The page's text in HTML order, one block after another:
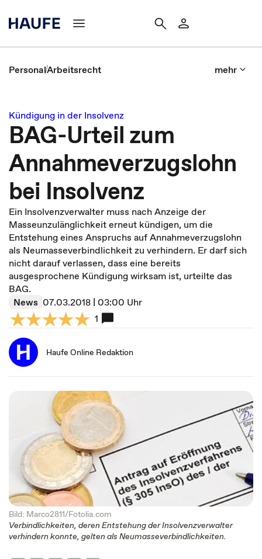
PersonalArbeitsrecht mehr
Kündigung in der Insolvenz
BAG-Urteil zum
Annahmeverzugslohn
bei Insolvenz
Ein Insolvenzverwalter muss nach Anzeige der
Masseunzulänglichkeit erneut kündigen, um die
Entstehung eines Anspruchs auf Annahmeverzugslohn
als Neumasseverbindlichkeit zu verhindern. Er darf sich
nicht darauf verlassen, dass eine bereits
ausgesprochene Kündigung wirksam ist, urteilte das
BAG.
News 07.03.2018 | 03:00 Uhr
1
Haufe Online Redaktion
Bild: Marco2811/Fotolia.com
Verbindlichkeiten, deren Entstehung der Insolvenzverwalter
verhindern konnte, gelten als Neumasseverbindlichkeiten.